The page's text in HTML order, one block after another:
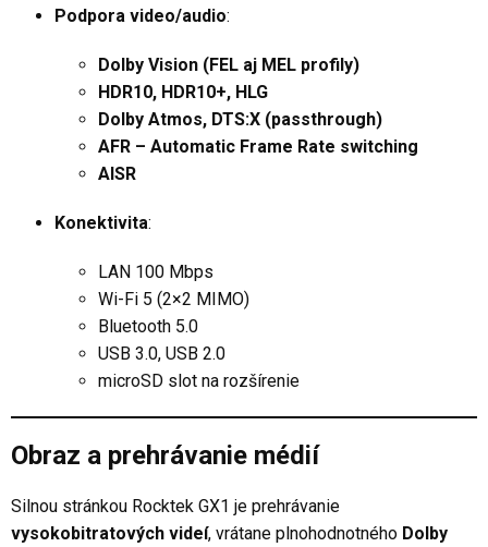
Podpora video/audio:
Dolby Vision (FEL aj MEL profily)
HDR10, HDR10+, HLG
Dolby Atmos, DTS:X (passthrough)
AFR – Automatic Frame Rate switching
AISR
Konektivita:
LAN 100 Mbps
Wi-Fi 5 (2×2 MIMO)
Bluetooth 5.0
USB 3.0, USB 2.0
microSD slot na rozšírenie
Obraz a prehrávanie médií
Silnou stránkou Rocktek GX1 je prehrávanie
vysokobitratových videí, vrátane plnohodnotného Dolby